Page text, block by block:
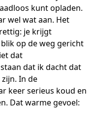
kunt opladen.
wel wat aan. Het
je krijgt
op de weg gericht
dat
dat ik dacht dat
In de
keer serieus koud en
Dat warme gevoel: